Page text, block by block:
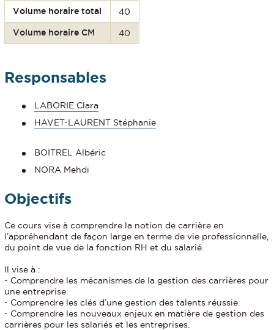
Volume horaire total 40
Volume horaire CM 40
Responsables
LABORIE Clara
HAVET-LAURENT Stéphanie
BOITREL Albéric
NORA Mehdi
Objectifs
Ce cours vise à comprendre la notion de carrière en
l’appréhendant de façon large en terme de vie professionnelle,
du point de vue de la fonction RH et du salarié.
Il vise à :
- Comprendre les mécanismes de la gestion des carrières pour
une entreprise.
- Comprendre les clés d’une gestion des talents réussie.
- Comprendre les nouveaux enjeux en matière de gestion des
carrières pour les salariés et les entreprises.